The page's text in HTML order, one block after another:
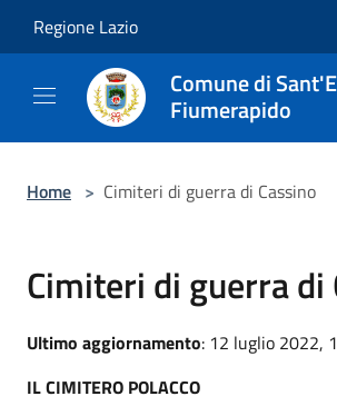
Regione Lazio
Comune di
Fiumerapido
Home > Cimiteri di guerra di Cassino
Cimiteri di guerra di
Ultimo aggiornamento: 12 luglio 2022,
IL CIMITERO POLACCO